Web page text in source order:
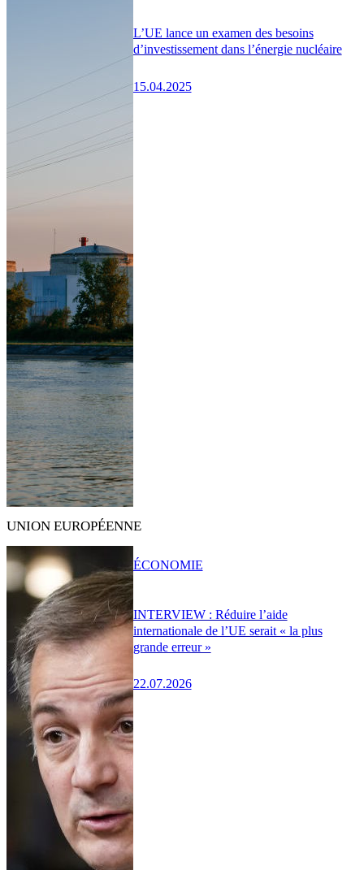
L’UE lance un examen des besoins
d’investissement dans l’énergie nucléaire
15.04.2025
UNION EUROPÉENNE
INTERVIEW : Réduire l’aide
internationale de l’UE serait « la plus
grande erreur »
22.07.2026
ÉCONOMIE